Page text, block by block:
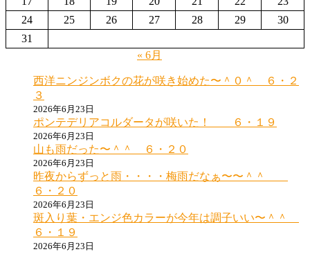
24
25 26 27 28 29
30
31
« 6月
西洋ニンジンボクの花が咲き始めた〜＾０＾ ６・２
３
2026年6月23日
ポンテデリアコルダータが咲いた！ ６・１９
2026年6月23日
山も雨だった〜＾＾ ６・２０
2026年6月23日
昨夜からずっと雨・・・・梅雨だなぁ〜〜＾＾
６・２０
2026年6月23日
斑入り葉・エンジ色カラーが今年は調子いい〜＾＾
６・１９
2026年6月23日